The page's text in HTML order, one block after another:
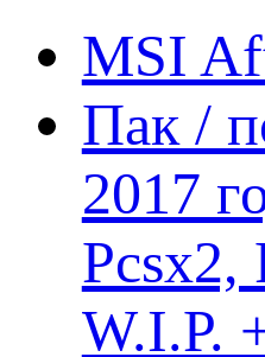
MSI
Пак /
2017
Pcsx2,
W.I.P.